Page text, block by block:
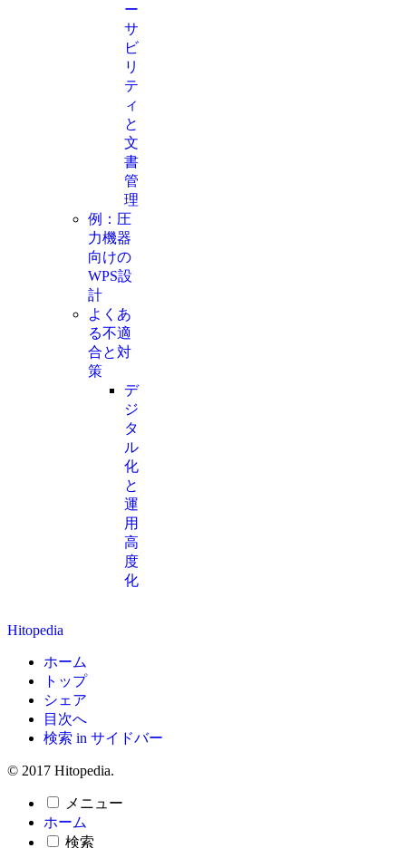
ー
サ
ビ
リ
テ
ィ
と
文
書
管
理
例：圧
力機器
向けの
WPS設
計
よくあ
る不適
合と対
策
デ
ジ
タ
ル
化
と
運
用
高
度
化
Hitopedia
ホーム
トップ
シェア
目次へ
検索 in サイドバー
© 2017 Hitopedia.
メニュー
ホーム
検索